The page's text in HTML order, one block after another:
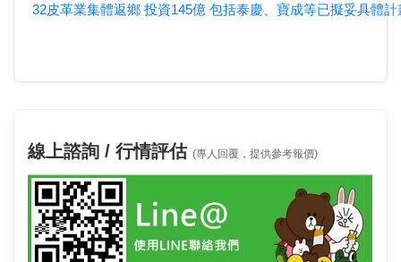
32皮革業集體返鄉 投資145億 包括泰慶、寶成等已擬妥具體
線上諮詢 / 行情評估 (專人回覆，提供參考報價)